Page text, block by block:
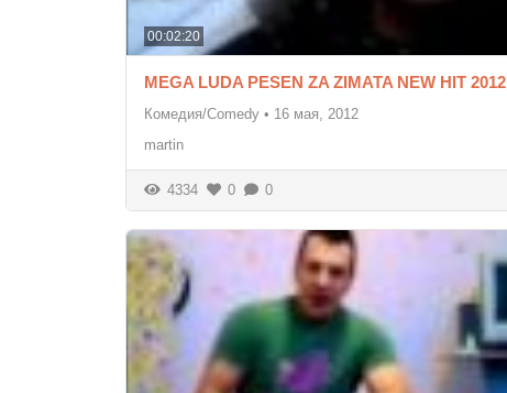
00:02:20
MEGA LUDA PESEN ZA ZIMATA NEW HIT 2012
Комедия/Comedy • 16 мая, 2012
martin
4334 0 0